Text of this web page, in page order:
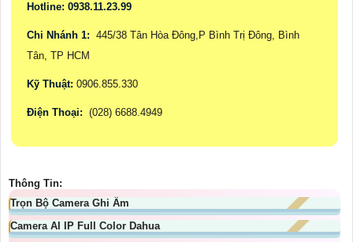
Hotline: 0938.11.23.99
Chi Nhánh 1: 445/38 Tân Hòa Đông,P Bình Trị Đông, Bình
Tân, TP HCM
Kỹ Thuật: 0906.855.330
Điện Thoại: (028) 6688.4949
Thông Tin:
Trọn Bộ Camera Ghi Âm
Camera AI IP Full Color Dahua